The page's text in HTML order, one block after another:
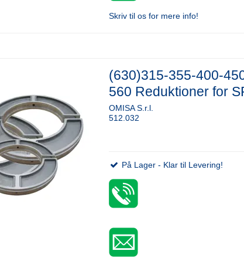
Skriv til os for mere info!
(630)315-355-400-
560 Reduktioner for
OMISA S.r.l.
512.032
På Lager - Klar til Levering!